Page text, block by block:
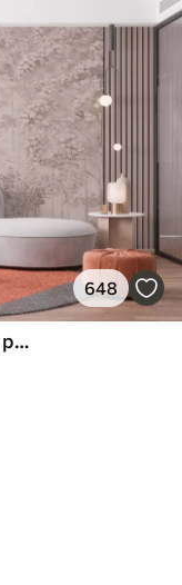
648
Дерев'яні панелі та ніжний ліс у рожевих тонах